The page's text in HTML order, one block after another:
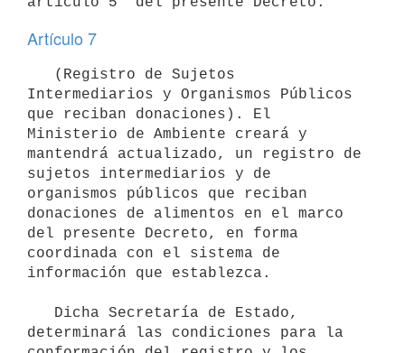
Artículo 7
Intermediarios y Organismos Públicos
que reciban donaciones). El
Ministerio de Ambiente creará y
mantendrá actualizado, un registro de
sujetos intermediarios y de
organismos públicos que reciban
donaciones de alimentos en el marco
del presente Decreto, en forma
coordinada con el sistema de
información que establezca.
determinará las condiciones para la